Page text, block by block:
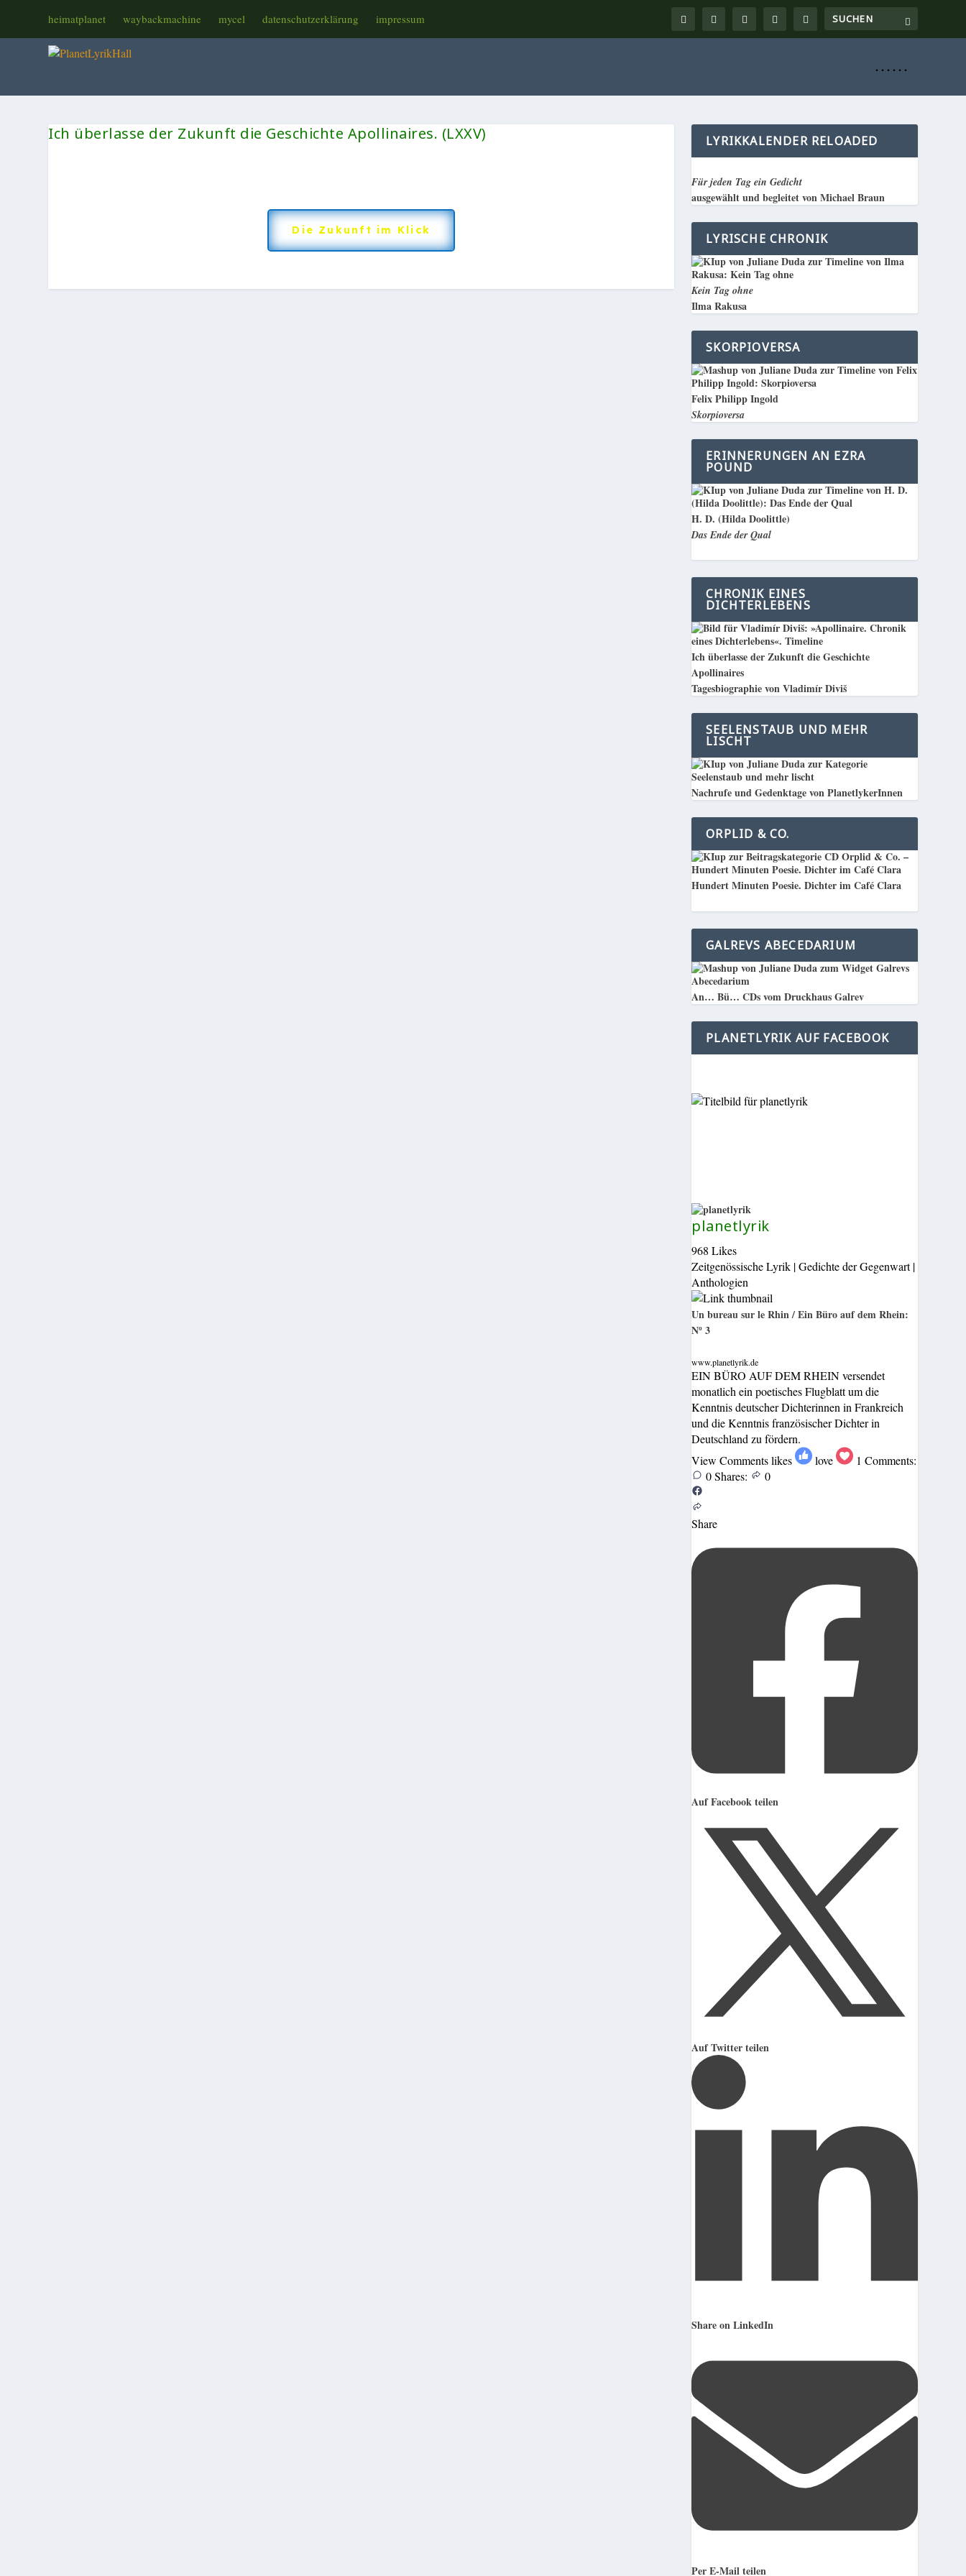
heimatplanet waybackmachine mycel datenschutzerklärung impressum
. . . . . .
Ich überlasse der Zukunft die Geschichte Apollinaires. (LXXV)
Die Zukunft im Klick
LYRIKKALENDER RELOADED
Für jeden Tag ein Gedicht
ausgewählt und begleitet von Michael Braun
LYRISCHE CHRONIK
Kein Tag ohne
Ilma Rakusa
SKORPIOVERSA
Felix Philipp Ingold
Skorpioversa
ERINNERUNGEN AN EZRA
POUND
H. D. (Hilda Doolittle)
Das Ende der Qual
CHRONIK EINES
DICHTERLEBENS
Ich überlasse der Zukunft die Geschichte
Apollinaires
Tagesbiographie von Vladimír Diviš
SEELENSTAUB UND MEHR
LISCHT
Nachrufe und Gedenktage von PlanetlykerInnen
ORPLID & CO.
Hundert Minuten Poesie. Dichter im Café Clara
GALREVS ABECEDARIUM
An… Bü… CDs vom Druckhaus Galrev
PLANETLYRIK AUF FACEBOOK
planetlyrik
968 Likes
Zeitgenössische Lyrik | Gedichte der Gegenwart |
Anthologien
Un bureau sur le Rhin / Ein Büro auf dem Rhein:
Nº 3
www.planetlyrik.de
EIN BÜRO AUF DEM RHEIN versendet
monatlich ein poetisches Flugblatt um die
Kenntnis deutscher Dichterinnen in Frankreich
und die Kenntnis französischer Dichter in
Deutschland zu fördern.
View Comments likes love 1 Comments:
0 Shares: 0
Share
Auf Facebook teilen
Auf Twitter teilen
Share on LinkedIn
Per E-Mail teilen